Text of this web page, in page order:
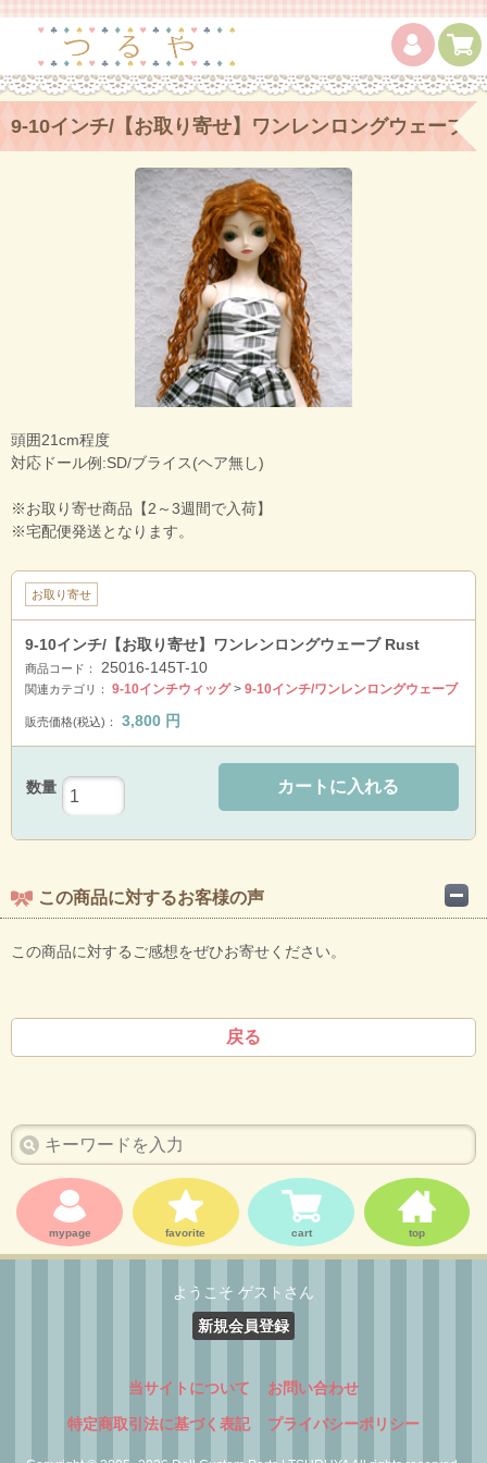
9-10インチ/【お取り寄せ】ワンレンロングウェーブ
Rust
頭囲21cm程度
対応ドール例:SD/ブライス(ヘア無し)
※お取り寄せ商品【2～3週間で入荷】
※宅配便発送となります。
お取り寄せ
9-10インチ/【お取り寄せ】ワンレンロングウェーブ Rust
商品コード： 25016-145T-10
関連カテゴリ： 9-10インチウィッグ> 9-10インチ/ワンレンロングウェーブ
販売価格(税込)： 3,800 円
数量 カートに入れる
この商品に対するお客様の声
この商品に対するご感想をぜひお寄せください。
戻る
mypage favorite cart top
ようこそ ゲストさん
新規会員登録
当サイトについて お問い合わせ
特定商取引法に基づく表記 プライバシーポリシー